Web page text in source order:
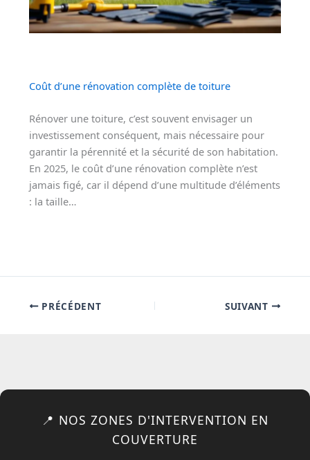
Coût d’une rénovation complète de toiture
Rénover une toiture, c’est souvent envisager un
investissement conséquent, mais nécessaire pour
garantir la pérennité et la sécurité de son habitation.
En 2025, le coût d’une rénovation complète n’est
jamais figé, car il dépend d’une multitude d’éléments
: la taille…
PRÉCÉDENT SUIVANT
📍 NOS ZONES D'INTERVENTION EN
COUVERTURE